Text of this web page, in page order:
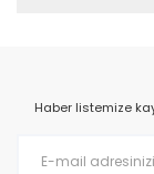
Haber listemize